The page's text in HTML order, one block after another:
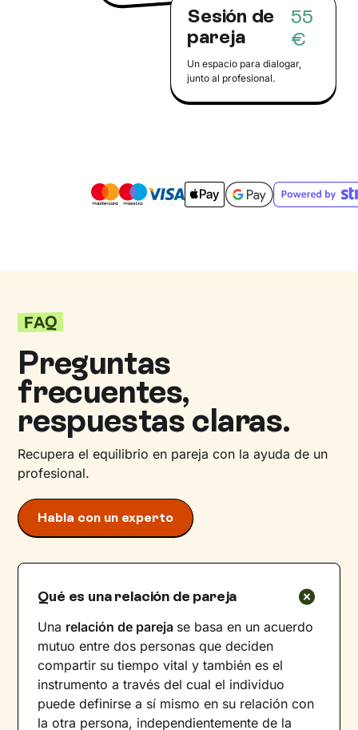
Sesión de
pareja
55
€
Un espacio para dialogar,
junto al profesional.
FAQ
Preguntas
frecuentes,
respuestas claras.
Recupera el equilibrio en pareja con la ayuda de un
profesional.
Habla con un experto
Qué es una relación de pareja
Una relación de pareja se basa en un acuerdo
mutuo entre dos personas que deciden
compartir su tiempo vital y también es el
instrumento a través del cual el individuo
puede definirse a sí mismo en su relación con
la otra persona, independientemente de la